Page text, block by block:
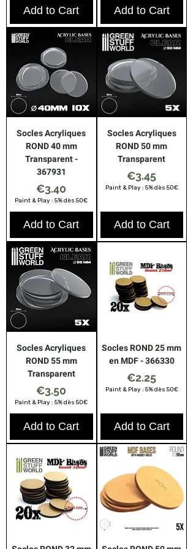
Add to Cart Add to Cart
Socles Acryliques
ROND 40 mm
Transparent -
367931
Price
€3.40
Paint & Play : 5% dès 50€
Add to Cart
Socles Acryliques
ROND 50 mm
Transparent
Price
€3.45
Paint & Play : 5% dès 50€
Add to Cart
Socles Acryliques
ROND 55 mm
Transparent
Price
€3.50
Paint & Play : 5% dès 50€
Add to Cart
Socles ROND 25 mm
en MDF - 366330
Price
€2.25
Paint & Play : 5% dès 50€
Add to Cart